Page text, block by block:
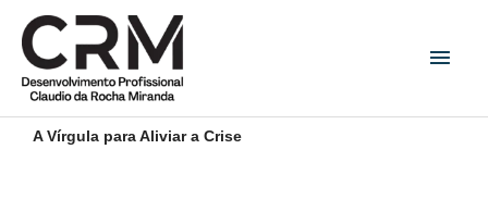
para
conteúdo
A Vírgula para Aliviar a Crise